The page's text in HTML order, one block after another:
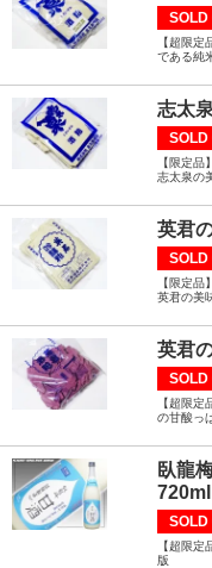
SOLD
【超限
である純
志太
SOLD
【限定
志太泉の
英君
SOLD
【限定
英君の美
英君
SOLD
【超限定
の甘酸っ
臥龍
720ml
SOLD
【超限
版